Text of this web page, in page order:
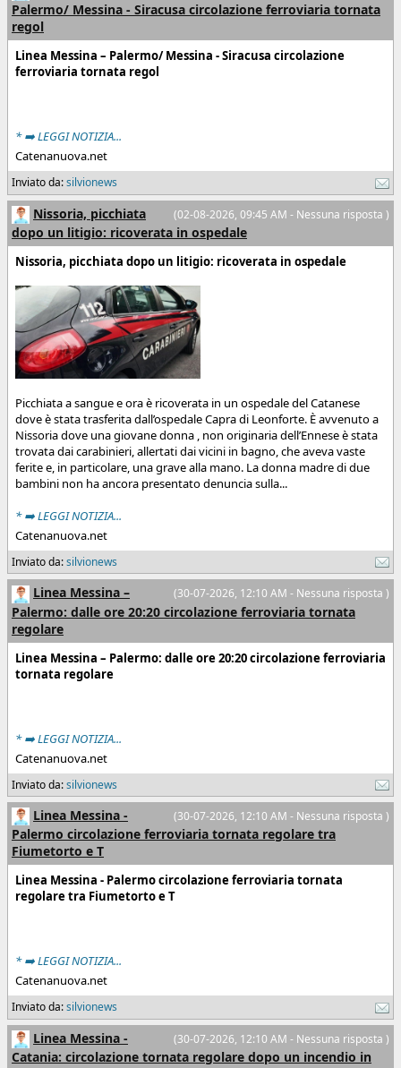
Palermo/ Messina - Siracusa circolazione ferroviaria tornata
regol
Linea Messina – Palermo/ Messina - Siracusa circolazione
ferroviaria tornata regol
* ➡️ LEGGI NOTIZIA...
Catenanuova.net
Inviato da:silvionews
(02-08-2026, 09:45 AM - Nessuna risposta )
Nissoria, picchiata
dopo un litigio: ricoverata in ospedale
Nissoria, picchiata dopo un litigio: ricoverata in ospedale
Picchiata a sangue e ora è ricoverata in un ospedale del Catanese
dove è stata trasferita dall’ospedale Capra di Leonforte. È avvenuto a
Nissoria dove una giovane donna , non originaria dell’Ennese è stata
trovata dai carabinieri, allertati dai vicini in bagno, che aveva vaste
ferite e, in particolare, una grave alla mano. La donna madre di due
bambini non ha ancora presentato denuncia sulla...
* ➡️ LEGGI NOTIZIA...
Catenanuova.net
Inviato da:silvionews
(30-07-2026, 12:10 AM - Nessuna risposta )
Linea Messina –
Palermo: dalle ore 20:20 circolazione ferroviaria tornata
regolare
Linea Messina – Palermo: dalle ore 20:20 circolazione ferroviaria
tornata regolare
* ➡️ LEGGI NOTIZIA...
Catenanuova.net
Inviato da:silvionews
(30-07-2026, 12:10 AM - Nessuna risposta )
Linea Messina -
Palermo circolazione ferroviaria tornata regolare tra
Fiumetorto e T
Linea Messina - Palermo circolazione ferroviaria tornata
regolare tra Fiumetorto e T
* ➡️ LEGGI NOTIZIA...
Catenanuova.net
Inviato da:silvionews
(30-07-2026, 12:10 AM - Nessuna risposta )
Linea Messina -
Catania: circolazione tornata regolare dopo un incendio in